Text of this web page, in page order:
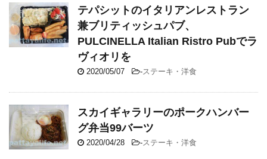
テパシットのイタリアンレストラン
兼ブリティッシュパブ、
PULCINELLA Italian Ristro Pubでラ
ヴィオリを
2020/05/07 -ステーキ・洋食
スカイギャラリーのポークハンバー
グ弁当99バーツ
2020/04/28 -ステーキ・洋食